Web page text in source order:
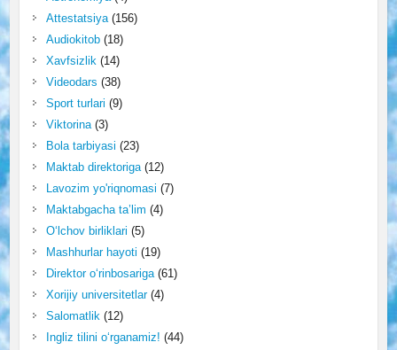
Attestatsiya(156)
Audiokitob(18)
Xavfsizlik (14)
Videodars (38)
Sport turlari (9)
Viktorina(3)
Bola tarbiyasi (23)
Maktab direktoriga(12)
Lavozim yo'riqnomasi (7)
Maktabgacha ta’lim (4)
O‘lchov birliklari (5)
Mashhurlar hayoti (19)
Direktor o‘rinbosariga(61)
Xorijiy universitetlar(4)
Salomatlik (12)
Ingliz tilini o‘rganamiz! (44)